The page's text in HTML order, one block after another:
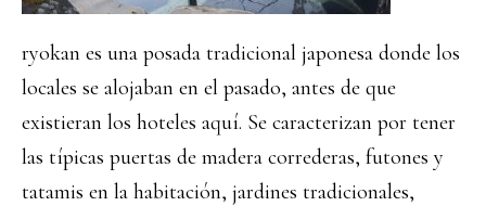
ryokan es una posada tradicional japonesa donde los
locales se alojaban en el pasado, antes de que
existieran los hoteles aquí. Se caracterizan por tener
las típicas puertas de madera correderas, futones y
tatamis en la habitación, jardines tradicionales,